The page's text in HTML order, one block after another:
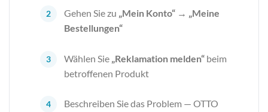
Gehen Sie zu „Mein Konto“ → „Meine
Bestellungen“
Wählen Sie „Reklamation melden“beim
betroffenen Produkt
Beschreiben Sie das Problem — OTTO